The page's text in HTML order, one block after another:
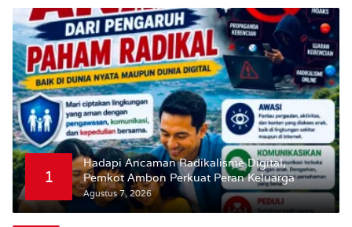
1
Hadapi Ancaman Radikalisme Digital,
Pemkot Ambon Perkuat Peran Keluarga
Agustus 7, 2026